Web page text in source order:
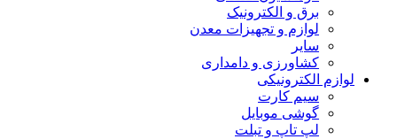
برق و الکترونیک
لوازم و تجهیزات معدن
سایر
کشاورزی و دامداری
لوازم الکترونیکی
سیم کارت
گوشی موبایل
لپ تاپ و تبلت